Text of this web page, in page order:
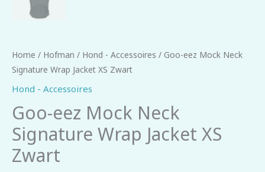
Home / Hofman / Hond - Accessoires / Goo-eez Mock Neck
Signature Wrap Jacket XS Zwart
Hond - Accessoires
Goo-eez Mock Neck
Signature Wrap Jacket XS
Zwart